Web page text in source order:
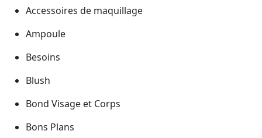
Accessoires de maquillage
Ampoule
Besoins
Blush
Bond Visage et Corps
Bons Plans